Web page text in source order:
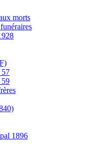
morts
57
59
1896